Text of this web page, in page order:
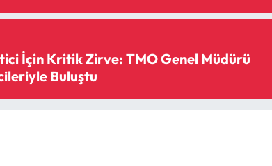
İçin Kritik Zirve: TMO Genel Müdürü
Buluştu